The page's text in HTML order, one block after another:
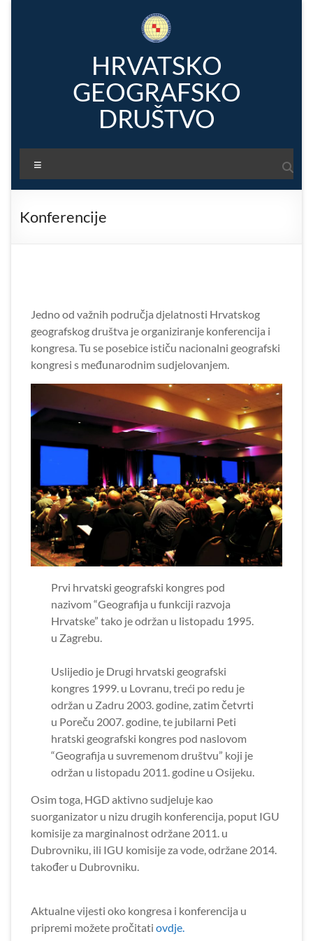
HRVATSKO
GEOGRAFSKO
DRUŠTVO
Konferencije
Jedno od važnih područja djelatnosti Hrvatskog
geografskog društva je organiziranje konferencija i
kongresa. Tu se posebice ističu nacionalni geografski
kongresi s međunarodnim sudjelovanjem.
Prvi hrvatski geografski kongres pod
nazivom “Geografija u funkciji razvoja
Hrvatske” tako je održan u listopadu 1995.
u Zagrebu.
Uslijedio je Drugi hrvatski geografski
kongres 1999. u Lovranu, treći po redu je
održan u Zadru 2003. godine, zatim četvrti
u Poreču 2007. godine, te jubilarni Peti
hratski geografski kongres pod naslovom
“Geografija u suvremenom društvu” koji je
održan u listopadu 2011. godine u Osijeku.
Osim toga, HGD aktivno sudjeluje kao
suorganizator u nizu drugih konferencija, poput IGU
komisije za marginalnost održane 2011. u
Dubrovniku, ili IGU komisije za vode, održane 2014.
također u Dubrovniku.
Aktualne vijesti oko kongresa i konferencija u
pripremi možete pročitatiovdje.